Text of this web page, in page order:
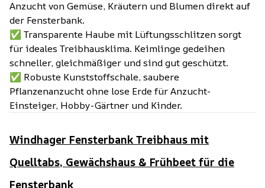
Anzucht von Gemüse, Kräutern und Blumen direkt auf
der Fensterbank.
✅ Transparente Haube mit Lüftungsschlitzen sorgt
für ideales Treibhausklima. Keimlinge gedeihen
schneller, gleichmäßiger und sind gut geschützt.
✅ Robuste Kunststoffschale, saubere
Pflanzenanzucht ohne lose Erde für Anzucht-
Einsteiger, Hobby-Gärtner und Kinder.
Windhager Fensterbank Treibhaus mit
Quelltabs, Gewächshaus & Frühbeet für die
Fensterbank